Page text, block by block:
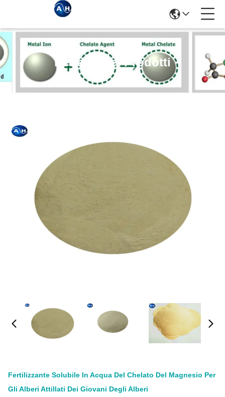
Dettagli Dei Prodotti
Fertilizzante Solubile In Acqua Del Chelato Del Magnesio Per
Gli Alberi Attillati Dei Giovani Degli Alberi